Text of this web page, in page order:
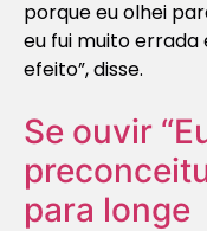
porque eu olhei
eu fui muito
efeito”, disse.
Se ouvir
para longe